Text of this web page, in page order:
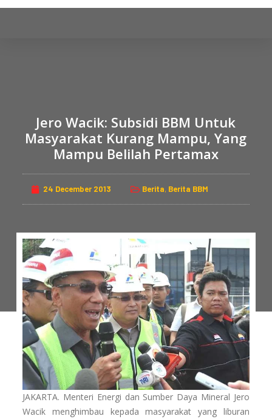
Jero Wacik: Subsidi BBM Untuk
Masyarakat Kurang Mampu, Yang
Mampu Belilah Pertamax
24 December 2013 Berita, Berita BBM
JAKARTA. Menteri Energi dan Sumber Daya Mineral Jero
Wacik menghimbau kepada masyarakat yang liburan